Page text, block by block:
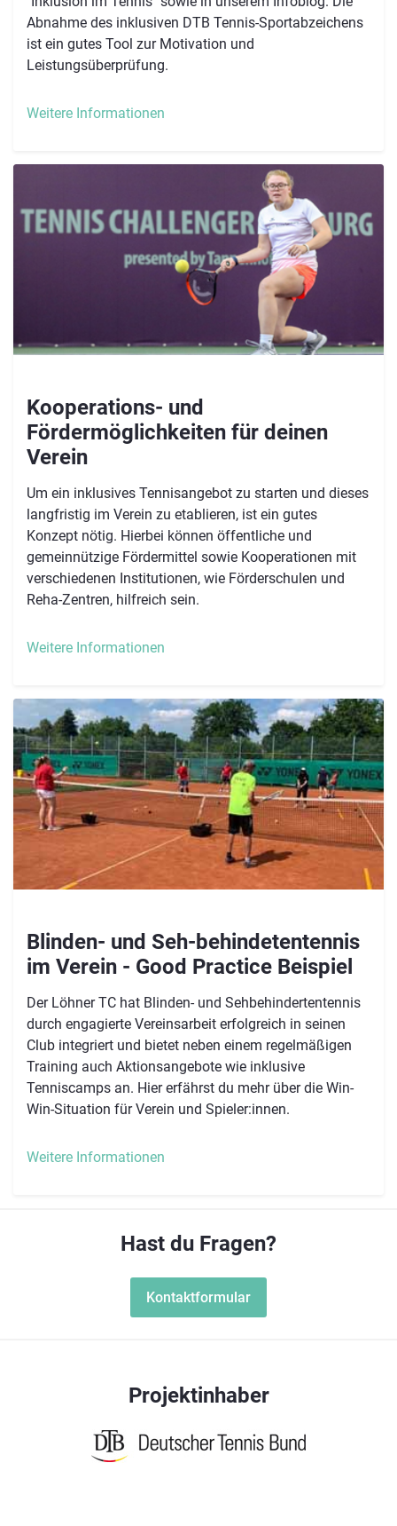
Abnahme des inklusiven DTB Tennis-Sportabzeichens
ist ein gutes Tool zur Motivation und
Leistungsüberprüfung.
Weitere Informationen
Kooperations- und
Fördermöglichkeiten für deinen
Verein
Um ein inklusives Tennisangebot zu starten und dieses
langfristig im Verein zu etablieren, ist ein gutes
Konzept nötig. Hierbei können öffentliche und
gemeinnützige Fördermittel sowie Kooperationen mit
verschiedenen Institutionen, wie Förderschulen und
Reha-Zentren, hilfreich sein.
Weitere Informationen
Blinden- und Seh-behindetentennis
im Verein - Good Practice Beispiel
Der Löhner TC hat Blinden- und Sehbehindertentennis
durch engagierte Vereinsarbeit erfolgreich in seinen
Club integriert und bietet neben einem regelmäßigen
Training auch Aktionsangebote wie inklusive
Tenniscamps an. Hier erfährst du mehr über die Win-
Win-Situation für Verein und Spieler:innen.
Weitere Informationen
Hast du Fragen?
Kontaktformular
Projektinhaber